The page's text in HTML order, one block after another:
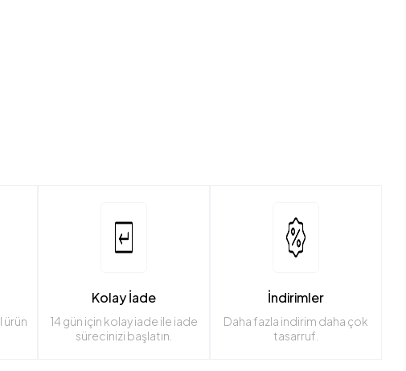
ürün
Kolay İade
14 gün için kolay iade ile iade
sürecinizi başlatın.
İndirimler
Daha fazla indirim daha çok
tasarruf.